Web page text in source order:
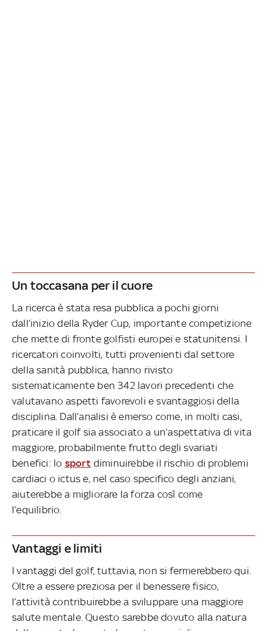
Un toccasana per il cuore
La ricerca è stata resa pubblica a pochi giorni
dall’inizio della Ryder Cup, importante competizione
che mette di fronte golfisti europei e statunitensi. I
ricercatori coinvolti, tutti provenienti dal settore
della sanità pubblica, hanno rivisto
sistematicamente ben 342 lavori precedenti che
valutavano aspetti favorevoli e svantaggiosi della
disciplina. Dall’analisi è emerso come, in molti casi,
praticare il golf sia associato a un’aspettativa di vita
maggiore, probabilmente frutto degli svariati
benefici: lo sport diminuirebbe il rischio di problemi
cardiaci o ictus e, nel caso specifico degli anziani,
aiuterebbe a migliorare la forza così come
l’equilibrio.
Vantaggi e limiti
I vantaggi del golf, tuttavia, non si fermerebbero qui.
Oltre a essere preziosa per il benessere fisico,
l’attività contribuirebbe a sviluppare una maggiore
salute mentale. Questo sarebbe dovuto alla natura